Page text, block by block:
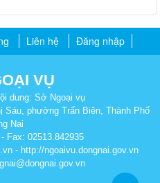
Liên hệ Đăng nhập
VỤ
dung: Sở Ngoại vụ
phường Trấn Biên, Thành Phố
Nai
Fax: 02513.842935
- http://ngoaivu.dongnai.gov.vn